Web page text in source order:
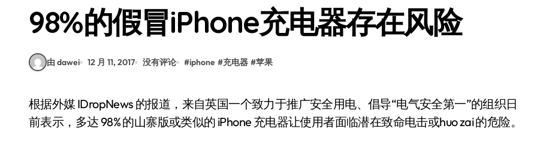
S25 Ultra颜值炸裂！定制主题潮翻天
98%的假冒iPhone充电器存在风险
由 dawei 12 月 11, 2017 没有评论 #iphone #充电器 #苹果
根据外媒 IDropNews 的报道，来自英国一个致力于推广安全用电、倡导“电气安全第一”的组织日
前表示，多达 98% 的山寨版或类似的 iPhone 充电器让使用者面临潜在致命电击或huo zai 的危险。